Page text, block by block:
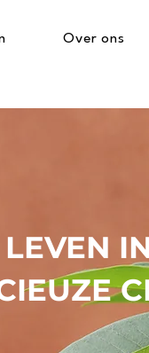
Over ons